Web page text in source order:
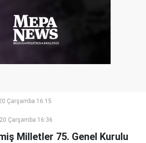
Çarşamba 16:15
Çarşamba 16:36
Milletler 75. Genel Kurulu